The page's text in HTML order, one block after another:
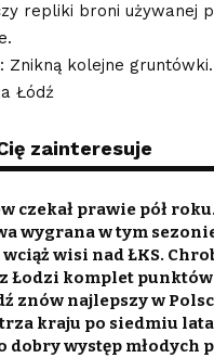
repliki broni używanej
Znikną kolejne
Łódź
zainteresuje
czekał prawie pół
wygrana w tym
wciąż wisi nad ŁKS.
Łodzi komplet punktów
znów najlepszy w
kraju po siedmiu
dobry występ młodych